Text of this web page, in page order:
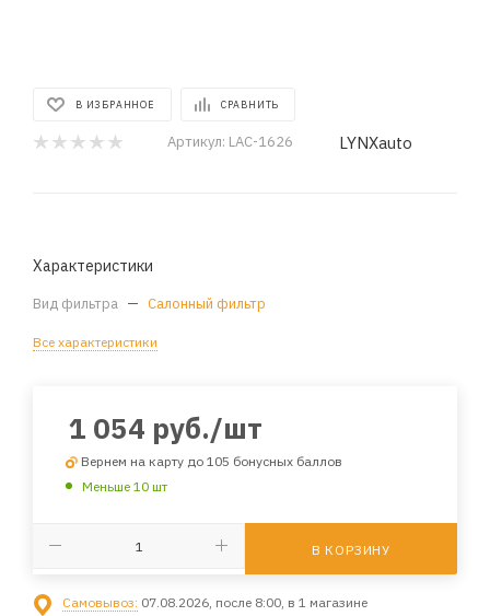
В ИЗБРАННОЕ СРАВНИТЬ
Артикул: LAC-1626 LYNXauto
Характеристики
Вид фильтра — Салонный фильтр
Все характеристики
1 054 руб./шт
Вернем на карту до 105 бонусных баллов
Меньше 10 шт
В КОРЗИНУ
Самовывоз: 07.08.2026, после 8:00, в 1 магазине